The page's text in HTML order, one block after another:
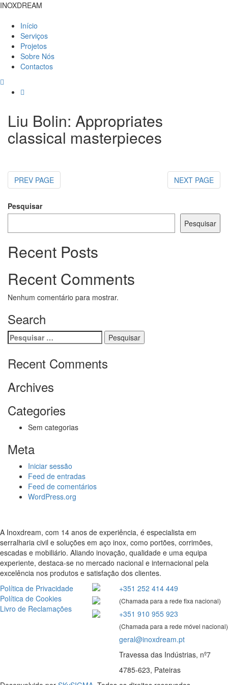
INOXDREAM
Início
Serviços
Projetos
Sobre Nós
Contactos
Liu Bolin: Appropriates
classical masterpieces
PREV PAGE NEXT PAGE
Pesquisar
Pesquisar
Recent Posts
Recent Comments
Nenhum comentário para mostrar.
Search
Pesquisar
por:
Recent Comments
Archives
Categories
Sem categorias
Meta
Iniciar sessão
Feed de entradas
Feed de comentários
WordPress.org
A Inoxdream, com 14 anos de experiência, é especialista em
serralharia civil e soluções em aço inox, como portões, corrimões,
escadas e mobiliário. Aliando inovação, qualidade e uma equipa
experiente, destaca-se no mercado nacional e internacional pela
excelência nos produtos e satisfação dos clientes.
Política de Privacidade
Política de Cookies
Livro de Reclamações
+351 252 414 449
(Chamada para a rede fixa nacional)
+351 910 955 923
(Chamada para a rede móvel nacional)
geral@inoxdream.pt
Travessa das Indústrias, nº7
4785-623, Pateiras